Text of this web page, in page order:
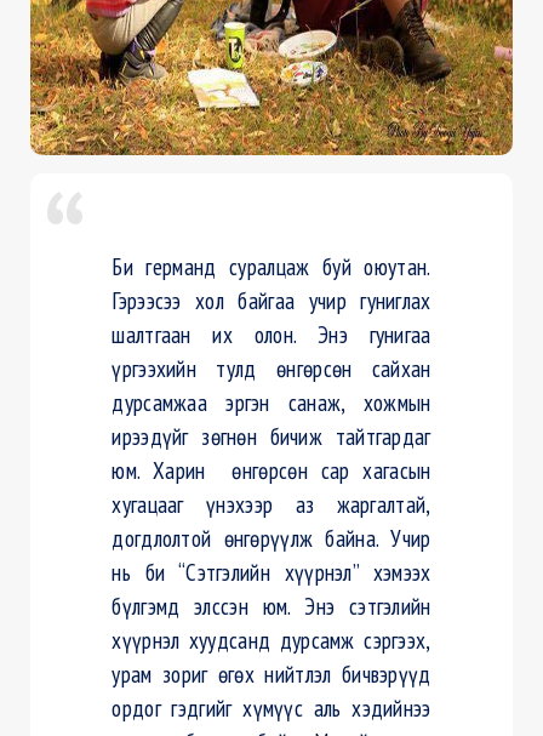
Би германд суралцаж буй оюутан.
Гэрээсээ хол байгаа учир гуниглах
шалтгаан их олон. Энэ гунигаа
үргээхийн тулд өнгөрсөн сайхан
дурсамжаа эргэн санаж, хожмын
ирээдүйг зөгнөн бичиж тайтгардаг
юм. Харин өнгөрсөн сар хагасын
хугацааг үнэхээр аз жаргалтай,
догдлолтой өнгөрүүлж байна. Учир
нь би “Сэтгэлийн хүүрнэл” хэмээх
бүлгэмд элссэн юм. Энэ сэтгэлийн
хүүрнэл хуудсанд дурсамж сэргээх,
урам зориг өгөх нийтлэл бичвэрүүд
ордог гэдгийг хүмүүс аль хэдийнээ